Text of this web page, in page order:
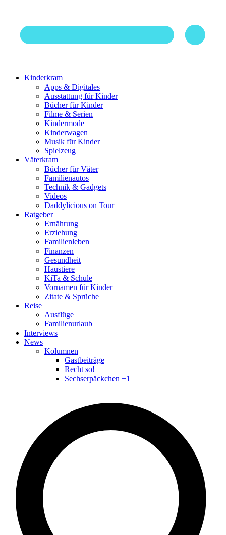
Kinderkram
Apps & Digitales
Ausstattung für Kinder
Bücher für Kinder
Filme & Serien
Kindermode
Kinderwagen
Musik für Kinder
Spielzeug
Väterkram
Bücher für Väter
Familienautos
Technik & Gadgets
Videos
Daddylicious on Tour
Ratgeber
Ernährung
Erziehung
Familienleben
Finanzen
Gesundheit
Haustiere
KiTa & Schule
Vornamen für Kinder
Zitate & Sprüche
Reise
Ausflüge
Familienurlaub
Interviews
News
Kolumnen
Gastbeiträge
Recht so!
Sechserpäckchen +1